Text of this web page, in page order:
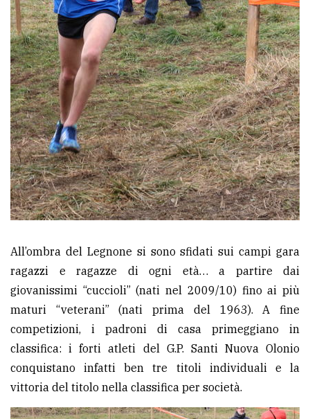
All’ombra del Legnone si sono sfidati sui campi gara
ragazzi e ragazze di ogni età… a partire dai
giovanissimi “cuccioli” (nati nel 2009/10) fino ai più
maturi “veterani” (nati prima del 1963). A fine
competizioni, i padroni di casa primeggiano in
classifica: i forti atleti del G.P. Santi Nuova Olonio
conquistano infatti ben tre titoli individuali e la
vittoria del titolo nella classifica per società.